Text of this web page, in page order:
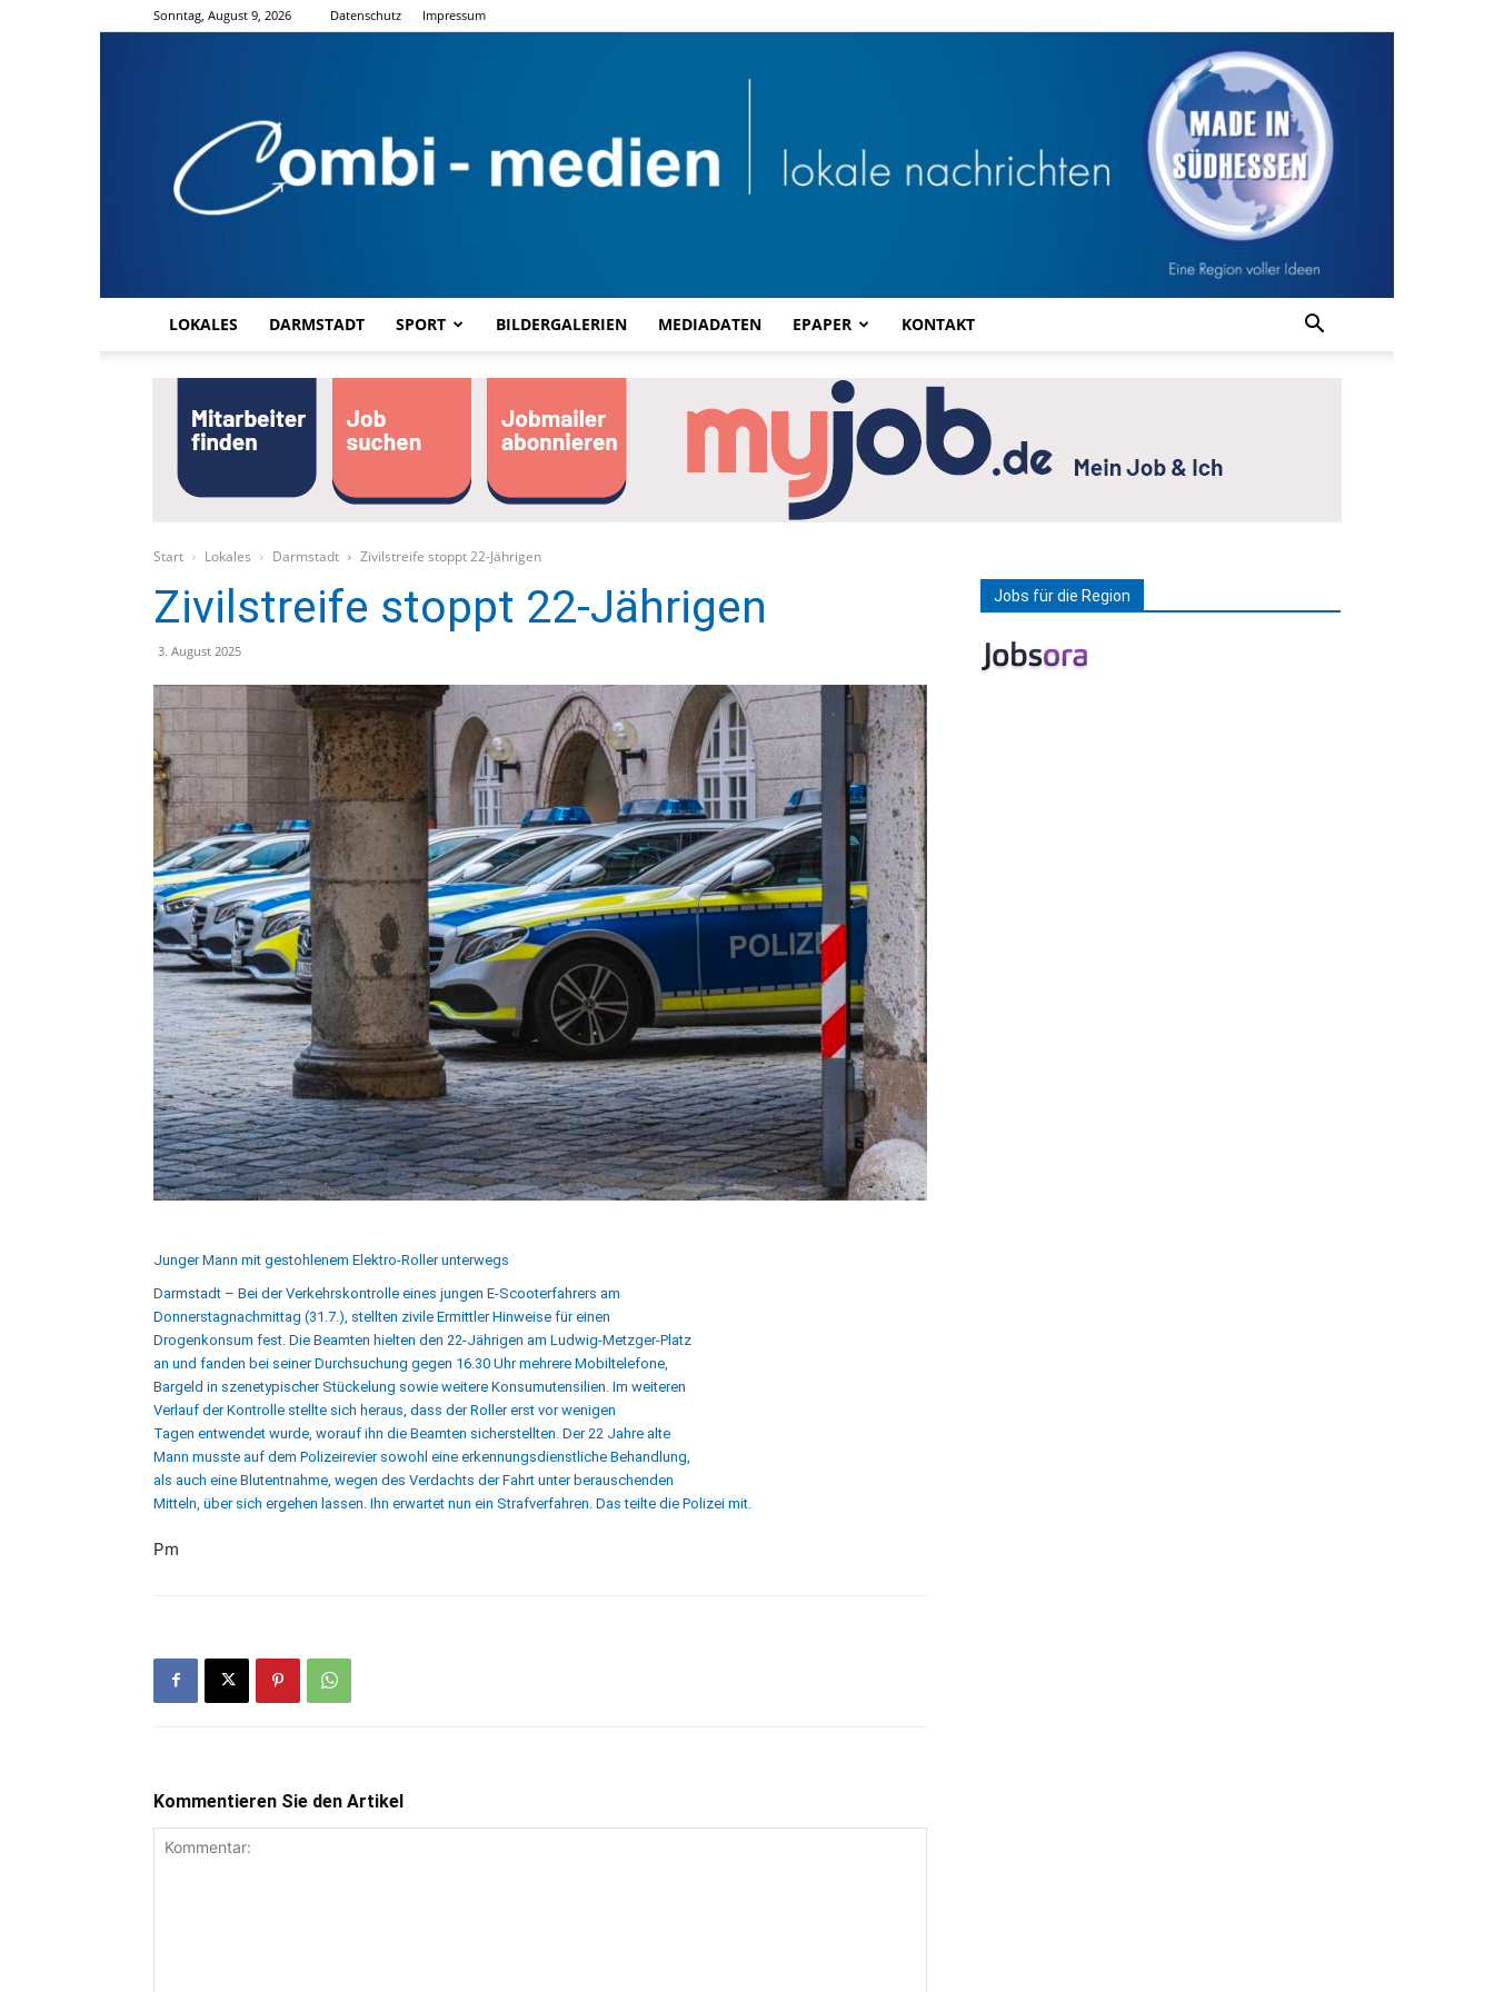
Sonntag, August 9, 2026 Datenschutz Impressum
LOKALES DARMSTADT SPORT BILDERGALERIEN MEDIADATEN EPAPER KONTAKT
Start Lokales Darmstadt Zivilstreife stoppt 22-Jährigen
Zivilstreife stoppt 22-Jährigen
3. August 2025
Junger Mann mit gestohlenem Elektro-Roller unterwegs
Darmstadt – Bei der Verkehrskontrolle eines jungen E-Scooterfahrers am
Donnerstagnachmittag (31.7.), stellten zivile Ermittler Hinweise für einen
Drogenkonsum fest. Die Beamten hielten den 22-Jährigen am Ludwig-Metzger-Platz
an und fanden bei seiner Durchsuchung gegen 16.30 Uhr mehrere Mobiltelefone,
Bargeld in szenetypischer Stückelung sowie weitere Konsumutensilien. Im weiteren
Verlauf der Kontrolle stellte sich heraus, dass der Roller erst vor wenigen
Tagen entwendet wurde, worauf ihn die Beamten sicherstellten. Der 22 Jahre alte
Mann musste auf dem Polizeirevier sowohl eine erkennungsdienstliche Behandlung,
als auch eine Blutentnahme, wegen des Verdachts der Fahrt unter berauschenden
Mitteln, über sich ergehen lassen. Ihn erwartet nun ein Strafverfahren. Das teilte die Polizei mit.
Pm
Kommentieren Sie den Artikel
Jobs für die Region